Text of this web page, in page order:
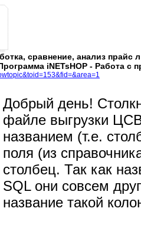
сравнение, анализ прайс
iNETsHOP - Работа с
Добрый день!
файле выгрузки
названием (т.е.
поля (из
столбец. Так как
SQL они совсем
название такой